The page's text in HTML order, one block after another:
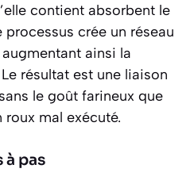
contient absorbent le
crée un réseau
ainsi la
Le résultat est une liaison
le goût farineux que
mal exécuté.
à pas